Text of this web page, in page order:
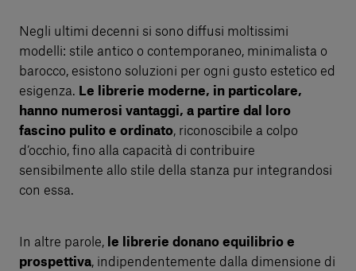
Negli ultimi decenni si sono diffusi moltissimi
modelli: stile antico o contemporaneo, minimalista o
barocco, esistono soluzioni per ogni gusto estetico ed
esigenza. Le librerie moderne, in particolare,
hanno numerosi vantaggi, a partire dal loro
fascino pulito e ordinato, riconoscibile a colpo
d’occhio, fino alla capacità di contribuire
sensibilmente allo stile della stanza pur integrandosi
con essa.
In altre parole, le librerie donano equilibrio e
prospettiva, indipendentemente dalla dimensione di